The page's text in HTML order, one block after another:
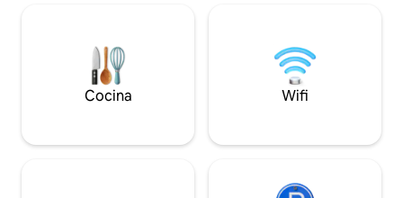
mostrador/congelador pequeño. *Loft
con cama tamaño queen. * Futón doble
*Ollas, sartenes, utensilios * Servicio de
ambiente
perfecto para
escapada
Cocina Wifi